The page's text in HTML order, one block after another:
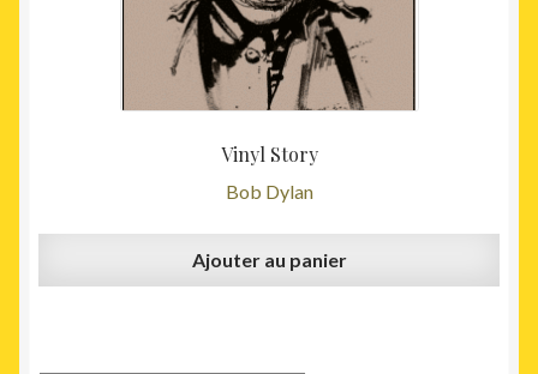
Vinyl Story
Bob Dylan
Ajouter au panier